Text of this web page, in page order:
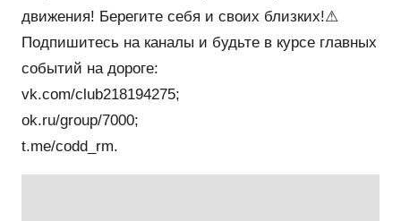
движения! Берегите себя и своих близких!⚠
Подпишитесь на каналы и будьте в курсе главных
событий на дороге:
vk.com/club218194275;
ok.ru/group/7000;
t.me/codd_rm.